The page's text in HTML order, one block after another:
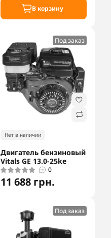
В корзину
Под заказ
Нет в наличии
Двигатель бензиновый
Vitals GE 13.0-25ke
0
11 688 грн.
Под заказ